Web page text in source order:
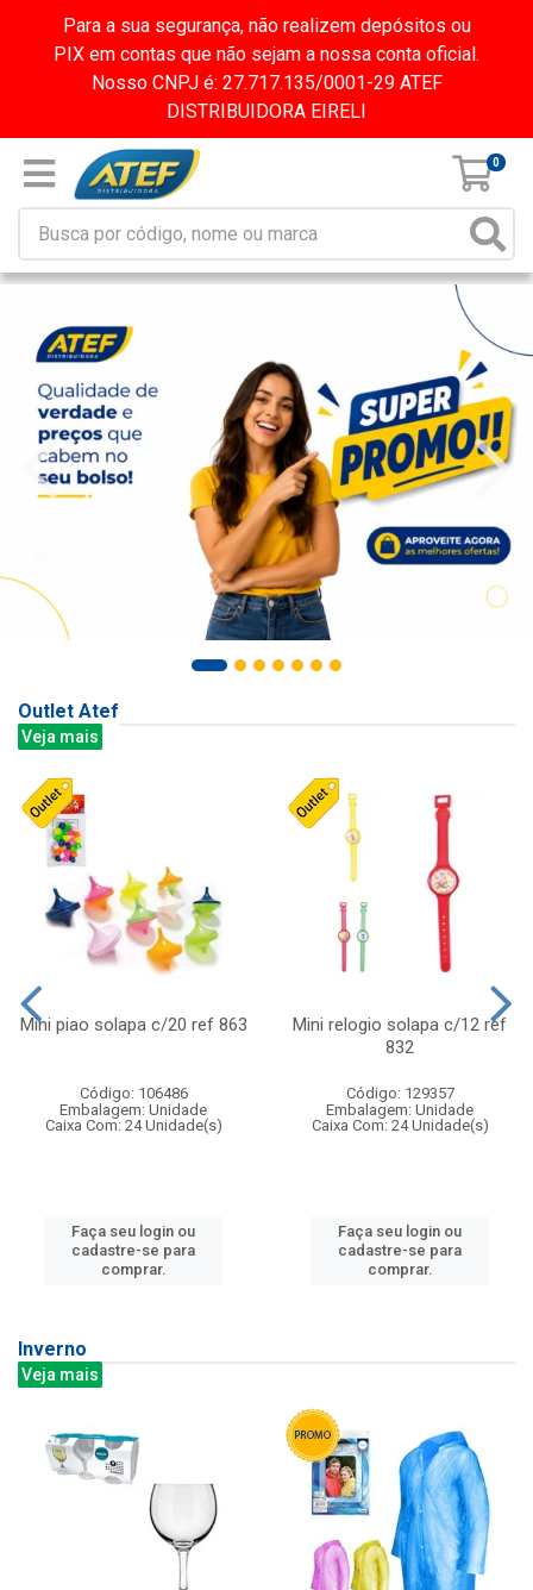
Para a sua segurança, não realizem depósitos ou
PIX em contas que não sejam a nossa conta oficial.
Nosso CNPJ é: 27.717.135/0001-29 ATEF
DISTRIBUIDORA EIRELI
0
Outlet Atef
Veja mais
Mini piao solapa c/20 ref 863
Código: 106486
Embalagem: Unidade
Caixa Com: 24 Unidade(s)
Faça seu login ou
cadastre-se para
comprar.
Mini relogio solapa c/12 ref
832
Código: 129357
Embalagem: Unidade
Caixa Com: 24 Unidade(s)
Faça seu login ou
cadastre-se para
comprar.
Inverno
Veja mais